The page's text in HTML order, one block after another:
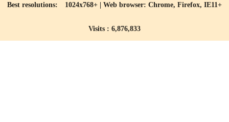
Best resolutions: 1024x768+ | Web browser: Chrome, Firefox, IE11+
Visits : 6,876,833